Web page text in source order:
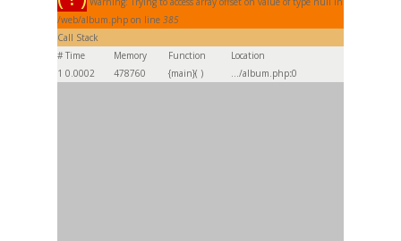
/web/album.php on line 385
Call Stack
# Time Memory Function
Location
1 0.0002 478760 {main}( ) .../album.php:0